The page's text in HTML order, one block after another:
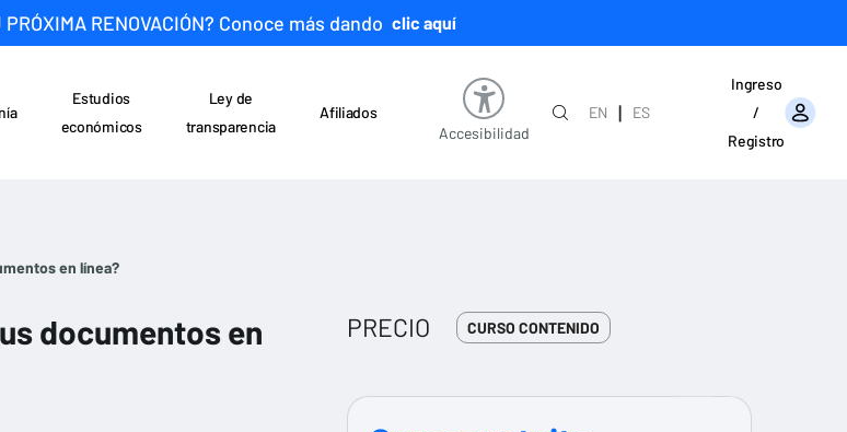
PRÓXIMA RENOVACIÓN? Conoce más dando clic aquí
Estudios
económicos
Ley de
transparencia
Afiliados
Accesibilidad
EN |
ES
Ingreso
/
Registro
en línea?
documentos en
PRECIO CURSO CONTENIDO